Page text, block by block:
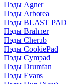
Пэды Agner
Пэды Arborea
Пэды BLAST PAD
Пэды Brahner
Пэды Cherub
Пэды CookiePad
Пэды Cympad
Пэды Drumfan
Пэды Evans